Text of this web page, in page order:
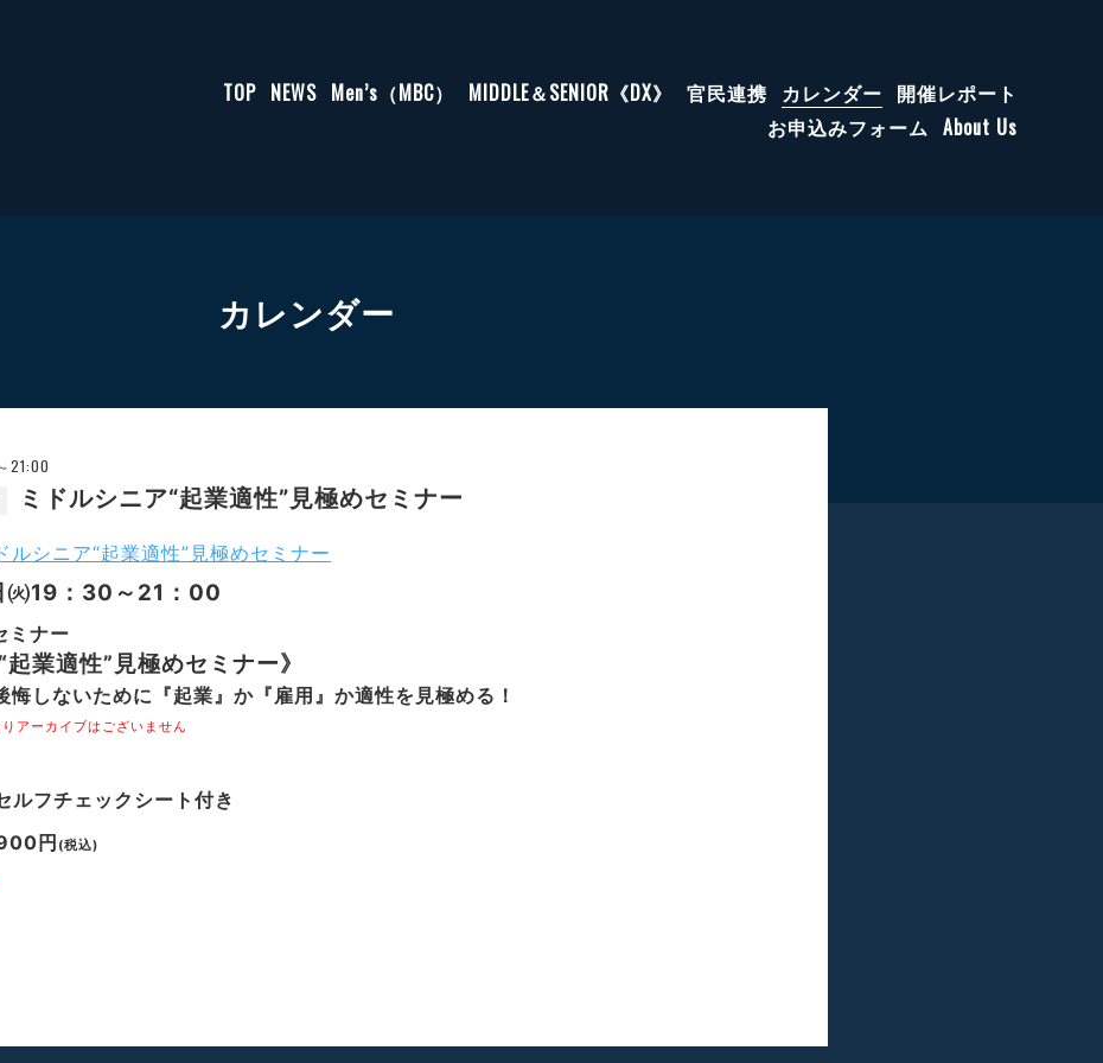
TOP NEWS Men’s（MBC） MIDDLE＆SENIOR《DX》 官民連携 カレンダー 開催レポート
お申込みフォーム About Us
カレンダー
21:00
ミドルシニア“起業適性”見極めセミナー
19：30～21：00
ミナー
起業適性”見極めセミナー》
しないために『起業』か『雇用』か適性を見極める！
アーカイブはございません
フチェックシート付き
円 (税込)